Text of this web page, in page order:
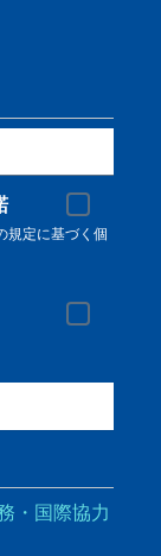
規定に基づく個
・国際協力